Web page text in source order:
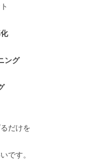
ング
だけを
です。